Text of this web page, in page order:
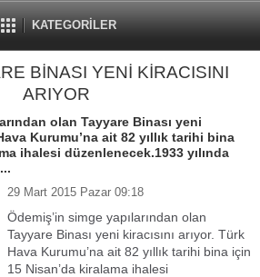
KATEGORİLER
BİNASI YENİ KİRACISINI
ARIYOR
olan Tayyare Binası yeni
Kurumu’na ait 82 yıllık tarihi bina
ihalesi düzenlenecek.1933 yılında
29 Mart 2015 Pazar 09:18
Ödemiş’in simge yapılarından olan
Tayyare Binası yeni kiracısını arıyor. Türk
Hava Kurumu’na ait 82 yıllık tarihi bina için
15 Nisan’da kiralama ihalesi